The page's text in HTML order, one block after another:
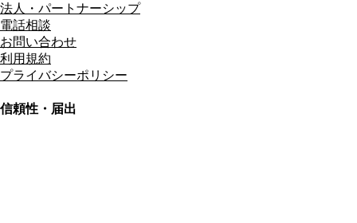
法人・パートナーシップ
電話相談
お問い合わせ
利用規約
プライバシーポリシー
信頼性・届出